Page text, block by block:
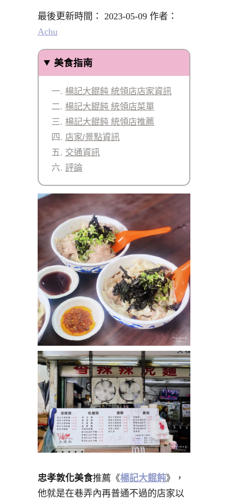
最後更新時間： 2023-05-09 作者：
Achu
美食指南
楊記大餛飩 統領店店家資訊
楊記大餛飩 統領店菜單
楊記大餛飩 統領店推薦
店家/景點資訊
交通資訊
評論
忠孝敦化美食推薦《楊記大餛飩》，
他就是在巷弄內再普通不過的店家以